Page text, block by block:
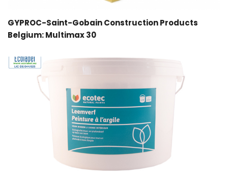
GYPROC-Saint-Gobain Construction Products
Belgium: Multimax 30